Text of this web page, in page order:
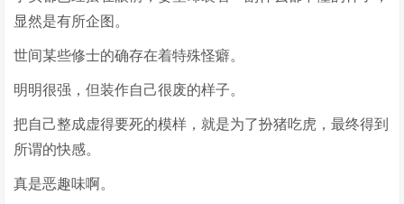
显然是有所企图。
世间某些修士的确存在着特殊怪癖。
明明很强，但装作自己很废的样子。
把自己整成虚得要死的模样，就是为了扮猪吃虎，最终得到
所谓的快感。
真是恶趣味啊。